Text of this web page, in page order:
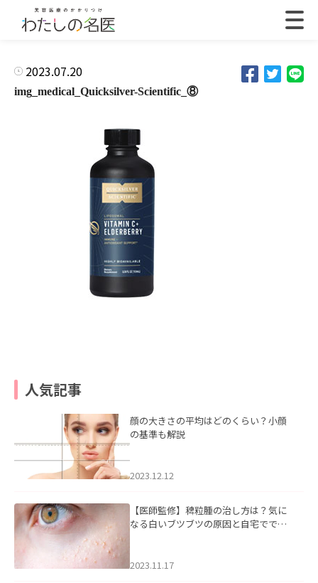
2023.07.20
img_medical_Quicksilver-Scientific_⑧
人気記事
顔の大きさの平均はどのくらい？小顔
の基準も解説
2023.12.12
【医師監修】稗粒腫の治し方は？気に
なる白いブツブツの原因と自宅ででき
2023.11.17